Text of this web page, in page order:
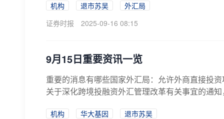
机构 退市苏吴
外汇局
证券时报
2025-09-16 08:15
9月15日重要资讯一览
重要的消息有哪些国家外汇局：允许外商直接投
关于深化跨境投融资外汇管理改革有关事宜的通
机构 华大基因
退市苏吴